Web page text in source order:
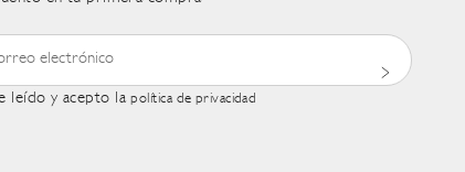
leído y acepto lapolítica de privacidad